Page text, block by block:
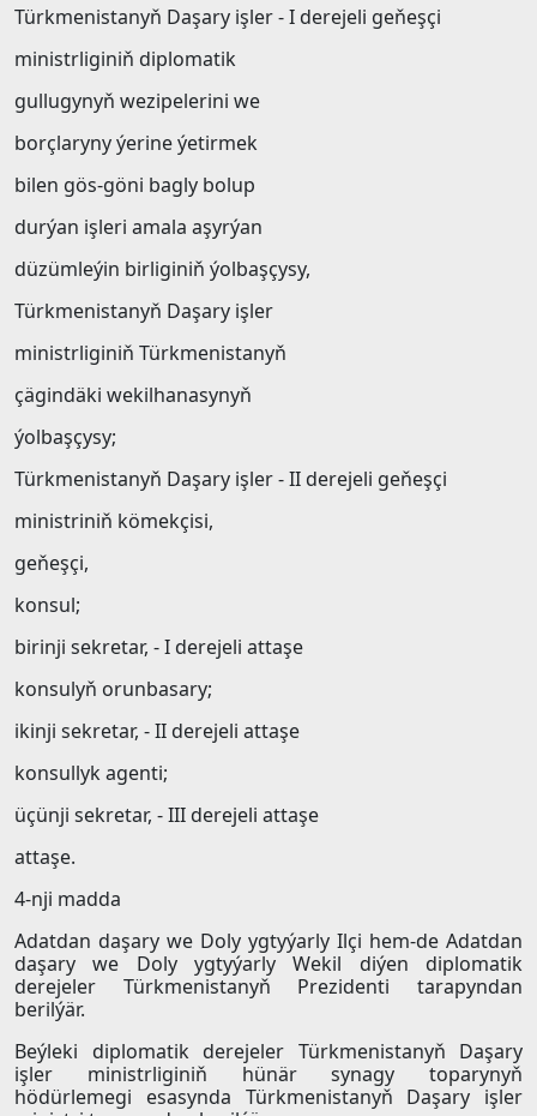
Türkmenistanyň Daşary işler - I derejeli geňeşçi
ministrliginiň diplomatik
gullugynyň wezipelerini we
borçlaryny ýerine ýetirmek
bilen gös-göni bagly bolup
durýan işleri amala aşyrýan
düzümleýin birliginiň ýolbaşçysy,
Türkmenistanyň Daşary işler
ministrliginiň Türkmenistanyň
çägindäki wekilhanasynyň
ýolbaşçysy;
Türkmenistanyň Daşary işler - II derejeli geňeşçi
ministriniň kömekçisi,
geňeşçi,
konsul;
birinji sekretar, - I derejeli attaşe
konsulyň orunbasary;
ikinji sekretar, - II derejeli attaşe
konsullyk agenti;
üçünji sekretar, - III derejeli attaşe
attaşe.
4-nji madda
Adatdan daşary we Doly ygtyýarly Ilçi hem-de Adatdan
daşary we Doly ygtyýarly Wekil diýen diplomatik
derejeler Türkmenistanyň Prezidenti tarapyndan
berilýär.
Beýleki diplomatik derejeler Türkmenistanyň Daşary
işler ministrliginiň hünär synagy toparynyň
hödürlemegi esasynda Türkmenistanyň Daşary işler